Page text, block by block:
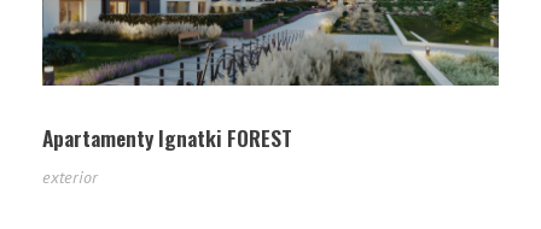
Apartamenty Ignatki FOREST
exterior